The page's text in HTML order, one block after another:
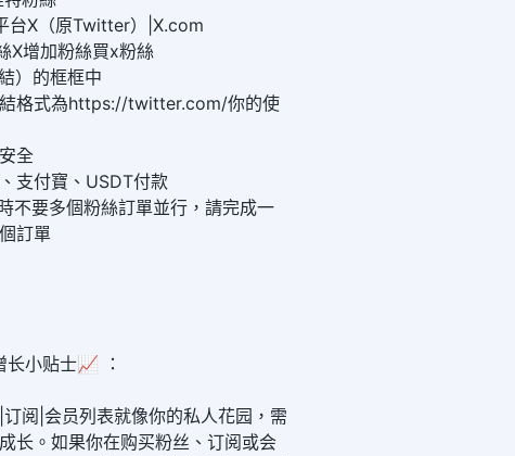
台X（原Twitter）|X.com
X增加粉絲買x粉絲
）的框框中
格式為https://twitter.com/你的使
全
支付寶、USDT付款
不要多個粉絲訂單並行，請完成一
訂單
小贴士📈 ：
阅|会员列表就像你的私人花园，需
长。如果你在购买粉丝、订阅或会